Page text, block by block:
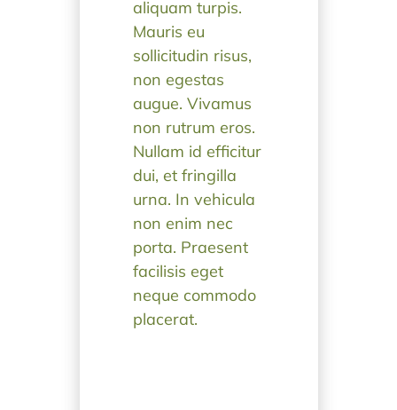
aliquam turpis.
Mauris eu
sollicitudin risus,
non egestas
augue. Vivamus
non rutrum eros.
Nullam id efficitur
dui, et fringilla
urna. In vehicula
non enim nec
porta. Praesent
facilisis eget
neque commodo
placerat.